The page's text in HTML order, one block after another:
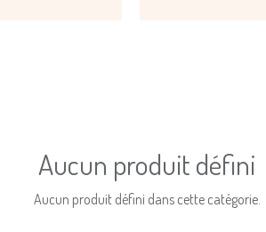
Aucun produit défini
Aucun produit défini dans cette catégorie.